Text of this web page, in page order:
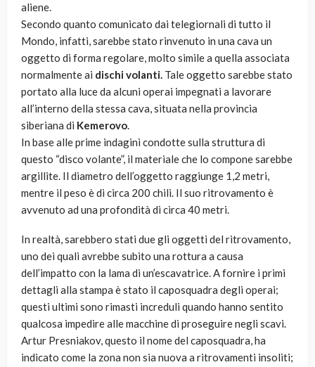
aliene.
Secondo quanto comunicato dai telegiornali di tutto il
Mondo, infatti, sarebbe stato rinvenuto in una cava un
oggetto di forma regolare, molto simile a quella associata
normalmente ai dischi volanti. Tale oggetto sarebbe stato
portato alla luce da alcuni operai impegnati a lavorare
all’interno della stessa cava, situata nella provincia
siberiana di Kemerovo.
In base alle prime indagini condotte sulla struttura di
questo “disco volante”, il materiale che lo compone sarebbe
argillite. Il diametro dell’oggetto raggiunge 1,2 metri,
mentre il peso è di circa 200 chili. Il suo ritrovamento è
avvenuto ad una profondità di circa 40 metri.
In realtà, sarebbero stati due gli oggetti del ritrovamento,
uno dei quali avrebbe subito una rottura a causa
dell’impatto con la lama di un’escavatrice. A fornire i primi
dettagli alla stampa è stato il caposquadra degli operai;
questi ultimi sono rimasti increduli quando hanno sentito
qualcosa impedire alle macchine di proseguire negli scavi.
Artur Presniakov, questo il nome del caposquadra, ha
indicato come la zona non sia nuova a ritrovamenti insoliti;